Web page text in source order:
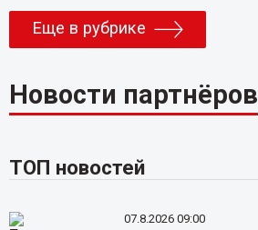
Еще в рубрике
Новости партнёров
ТОП новостей
07.8.2026 09:00